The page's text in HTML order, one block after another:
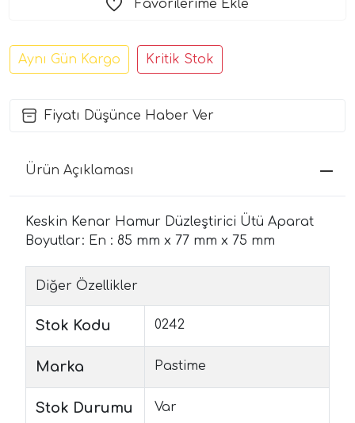
Favorilerime Ekle
Aynı Gün Kargo Kritik Stok
Fiyatı Düşünce Haber Ver
Ürün Açıklaması
Keskin Kenar Hamur Düzleştirici Ütü Aparat
Boyutlar: En : 85 mm x 77 mm x 75 mm
Diğer Özellikler
Stok Kodu 0242
Marka Pastime
Stok Durumu Var